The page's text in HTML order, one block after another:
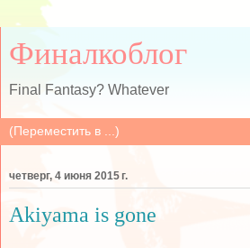
Финалкоблог
Final Fantasy? Whatever
четверг, 4 июня 2015 г.
Akiyama is gone